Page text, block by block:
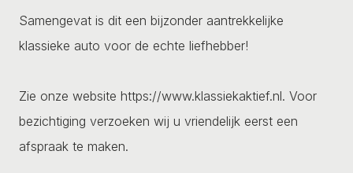
Samengevat is dit een bijzonder aantrekkelijke
klassieke auto voor de echte liefhebber!
Zie onze website https://www.klassiekaktief.nl. Voor
bezichtiging verzoeken wij u vriendelijk eerst een
afspraak te maken.